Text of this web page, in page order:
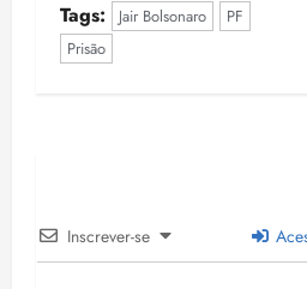
Tags: Jair Bolsonaro
PF
Prisão
Inscrever-se